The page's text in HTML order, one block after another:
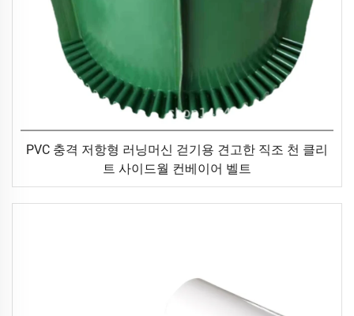
PVC 충격 저항형 러닝머신 걷기용 견고한 직조 천 클리
트 사이드월 컨베이어 벨트